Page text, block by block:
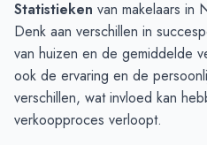
Roosteren
€ 2.965
Born
€ 2.867
Grevenbicht
Nieuwstadt
€ 2.678
Susteren
€ 2.579
Statistieken van makelaars in
Denk aan verschillen in
van huizen en de gemiddelde
ook de ervaring en de
verschillen, wat invloed kan
verkoopproces verloopt.